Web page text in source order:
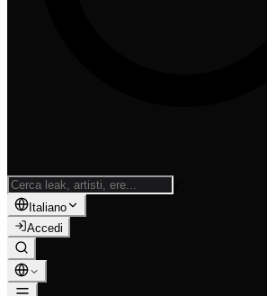
Italiano
Accedi